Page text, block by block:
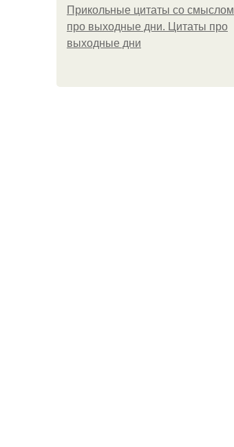
Прикольные цитаты со смыслом
про выходные дни. Цитаты про
выходные дни